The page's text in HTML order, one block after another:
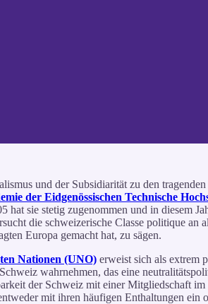
und der Subsidiarität zu den
der Eidgenössischen Technische
sie stetig zugenommen und in diesem
die schweizerische Classe politique
Europa gemacht hat, zu sägen.
Nationen (UNO) erweist sich als extrem
wahrnehmen, das eine
der Schweiz mit einer Mitgliedschaft
mit ihren häufigen Enthaltungen